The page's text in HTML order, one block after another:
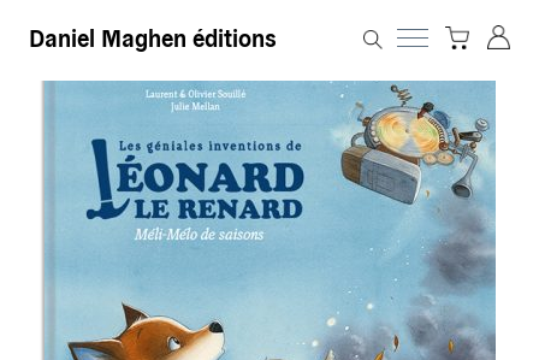
Daniel Maghen éditions